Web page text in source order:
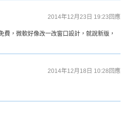
2014年12月23日 19:23 回應
，微軟好像改一改窗口設計，就說新版，
2014年12月18日 10:28 回應